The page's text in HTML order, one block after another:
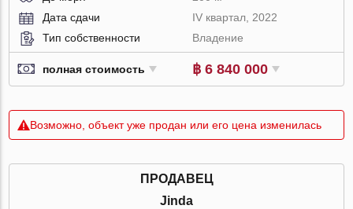
Дата сдачи
IV квартал, 2022
Тип собственности
Владение
полная стоимость ฿ 6 840 000
Возможно, объект уже продан или его цена изменилась
ПРОДАВЕЦ
Jinda